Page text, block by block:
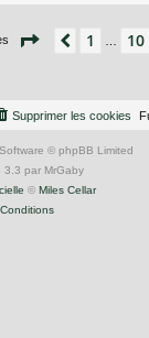
Page 12 sur14
1 10
Supprimer les cookies
© phpBB Limited
3.3 par MrGaby
© Miles Cellar
Conditions